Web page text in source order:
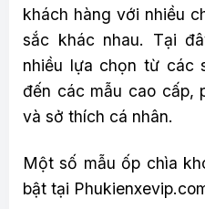
khách hàng với nhiều
sắc khác nhau. Tại
nhiều lựa chọn từ các
đến các mẫu cao cấp,
và sở thích cá nhân.
Một số mẫu ốp chìa
bật tại